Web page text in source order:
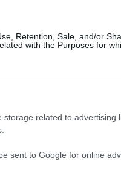
Retention, Sale, and/or
with the Purposes for
related to advertising
sent to Google for online
cukor, dzsem,